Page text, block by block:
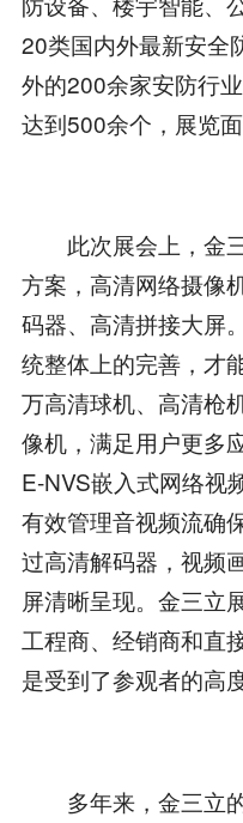
20类国内外最新安全
外的200余家安防行
达到500余个，展览
此次展会上，金三
方案，高清网络摄像
码器、高清拼接大屏
统整体上的完善，才
万高清球机、高清枪
像机，满足用户更多
E-NVS嵌入式网络视
有效管理音视频流确
过高清解码器，视频
屏清晰呈现。金三立
工程商、经销商和直
是受到了参观者的高
多年来，金三立的